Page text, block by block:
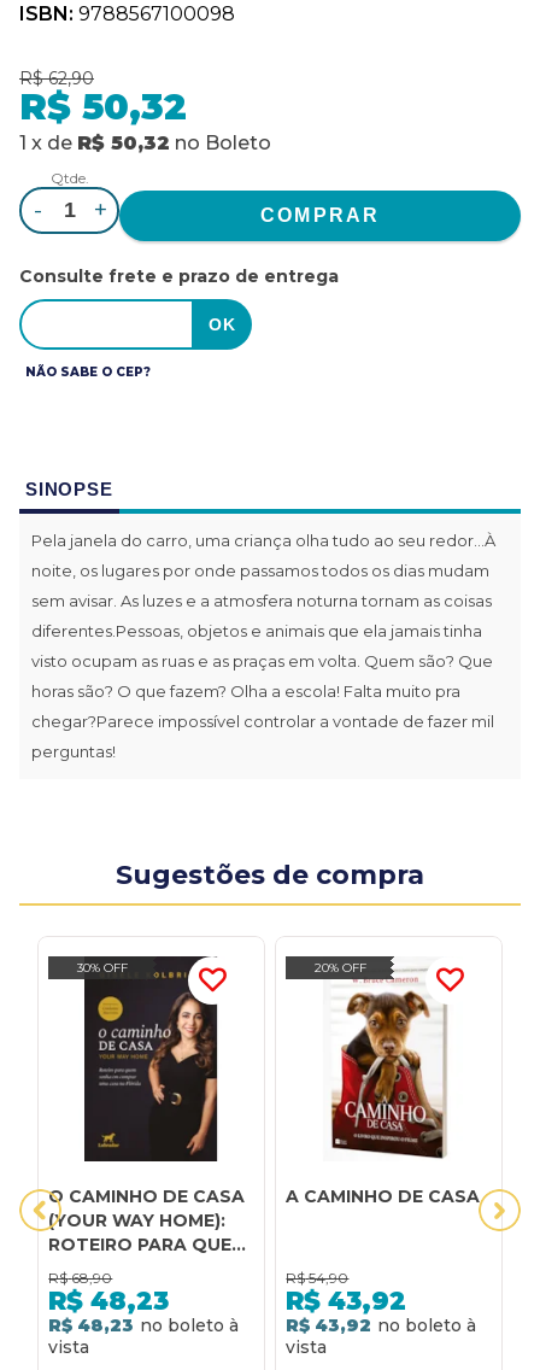
ISBN: 9788567100098
R$ 62,90
R$ 50,32
1 x de R$ 50,32 no Boleto
Qtde.
- +
Consulte frete e prazo de entrega
NÃO SABE O CEP?
SINOPSE
Pela janela do carro, uma criança olha tudo ao seu redor...À
noite, os lugares por onde passamos todos os dias mudam
sem avisar. As luzes e a atmosfera noturna tornam as coisas
diferentes.Pessoas, objetos e animais que ela jamais tinha
visto ocupam as ruas e as praças em volta. Quem são? Que
horas são? O que fazem? Olha a escola! Falta muito pra
chegar?Parece impossível controlar a vontade de fazer mil
perguntas!
Sugestões de compra
30% OFF
O CAMINHO DE CASA
(YOUR WAY HOME):
ROTEIRO PARA QUEM
SONHA EM COMPRAR
UMA CASA NA
FLORIDA
R$ 68,90
R$ 48,23
R$ 48,23
20% OFF
A CAMINHO DE CASA
R$ 54,90
R$ 43,92
R$ 43,92